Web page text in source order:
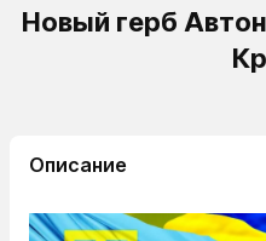
Новый герб
Описание